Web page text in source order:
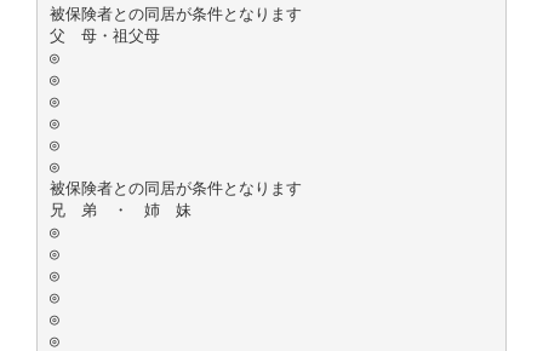
被保険者との同居が条件となります
父 母・祖父母
◎
◎
◎
◎
◎
◎
被保険者との同居が条件となります
兄 弟 ・ 姉 妹
◎
◎
◎
◎
◎
◎